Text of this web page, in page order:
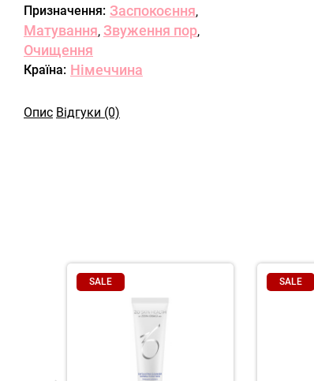
Призначення: Заспокоєння,
Матування, Звуження пор,
Очищення
Країна: Німеччина
Опис Відгуки (0)
SALE SALE